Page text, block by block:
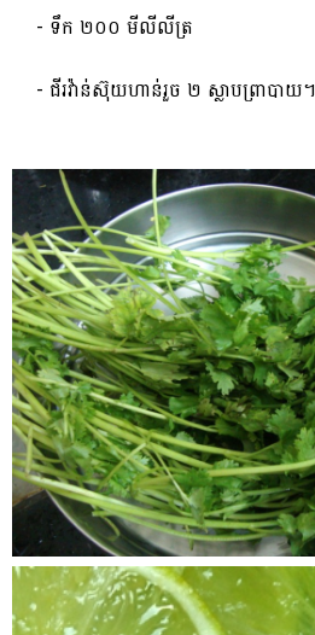
​ ​- ទឹក ២០០ មីលីលីត្រ​
​ ​- ជីរវ៉ាន់ស៊ុយ​ហាន់​រួច ២ ស្លាបព្រា​បាយ​។​